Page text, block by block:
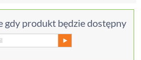
gdy produkt będzie dostępny